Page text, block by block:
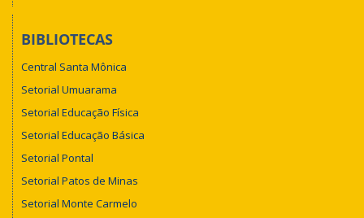
BIBLIOTECAS
Central Santa Mônica
Setorial Umuarama
Setorial Educação Física
Setorial Educação Básica
Setorial Pontal
Setorial Patos de Minas
Setorial Monte Carmelo